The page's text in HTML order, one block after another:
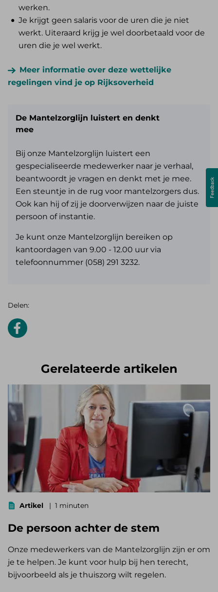
werken.
Je krijgt geen salaris voor de uren die je niet
werkt. Uiteraard krijg je wel doorbetaald voor de
uren die je wel werkt.
Meer informatie over deze wettelijke
regelingen vind je op Rijksoverheid
De Mantelzorglijn luistert en denkt
mee
Bij onze Mantelzorglijn luistert een
gespecialiseerde medewerker naar je verhaal,
beantwoordt je vragen en denkt met je mee.
Een steuntje in de rug voor mantelzorgers dus.
Ook kan hij of zij je doorverwijzen naar de juiste
persoon of instantie.
Je kunt onze Mantelzorglijn bereiken op
kantoordagen van 9.00 - 12.00 uur via
telefoonnummer (058) 291 3232.
Delen:
Gerelateerde artikelen
Artikel 1 minuten
De persoon achter de stem
Onze medewerkers van de Mantelzorglijn zijn er om
je te helpen. Je kunt voor hulp bij hen terecht,
bijvoorbeeld als je thuiszorg wilt regelen.